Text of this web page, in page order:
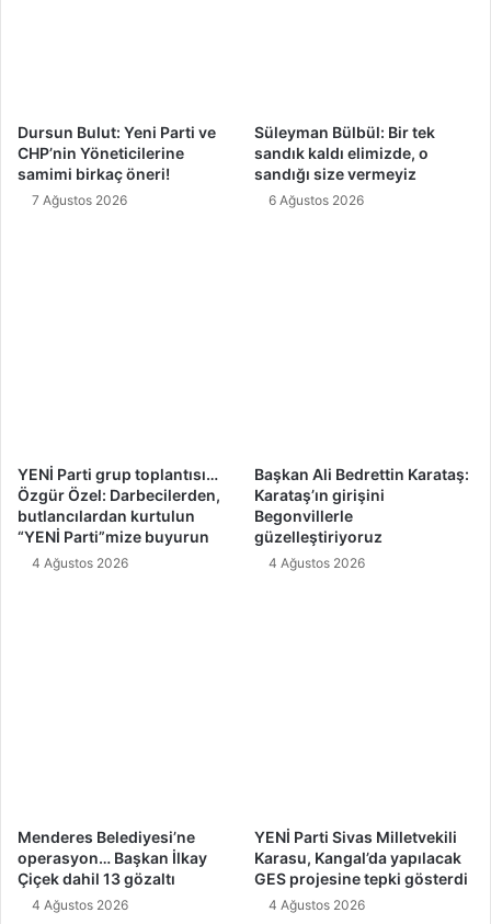
Dursun Bulut: Yeni Parti ve
CHP’nin Yöneticilerine
samimi birkaç öneri!
7 Ağustos 2026
Süleyman Bülbül: Bir tek
sandık kaldı elimizde, o
sandığı size vermeyiz
6 Ağustos 2026
YENİ Parti grup toplantısı…
Özgür Özel: Darbecilerden,
butlancılardan kurtulun
“YENİ Parti”mize buyurun
4 Ağustos 2026
Başkan Ali Bedrettin Karataş:
Karataş’ın girişini
Begonvillerle
güzelleştiriyoruz
4 Ağustos 2026
Menderes Belediyesi’ne
operasyon… Başkan İlkay
Çiçek dahil 13 gözaltı
4 Ağustos 2026
YENİ Parti Sivas Milletvekili
Karasu, Kangal’da yapılacak
GES projesine tepki gösterdi
4 Ağustos 2026